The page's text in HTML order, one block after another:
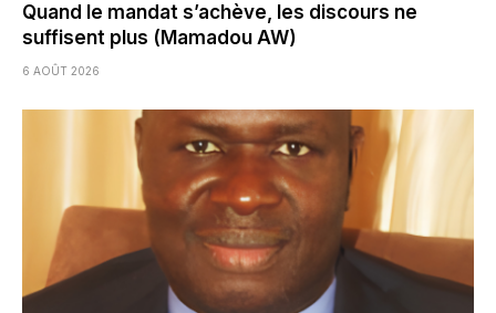
Quand le mandat s’achève, les discours ne
suffisent plus (Mamadou AW)
6 AOÛT 2026